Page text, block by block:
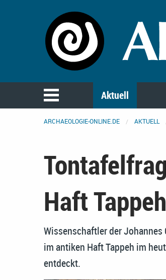
Aktuell
ARCHAEOLOGIE-ONLINE.DE AKTUELL
Haft Tappeh
Wissenschaftler der
im antiken Haft Tappeh im
entdeckt.